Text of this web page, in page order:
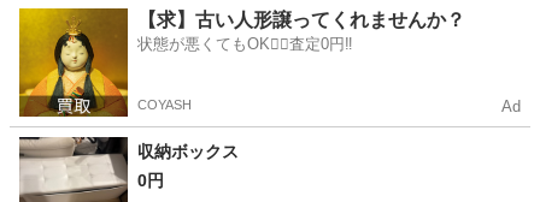
春田駅 家具 クリスマスツリー
【求】古い人形譲ってくれませんか？
状態が悪くてもOK🙆‍♀️査定0円‼️
COYASH Ad
収納ボックス
0円